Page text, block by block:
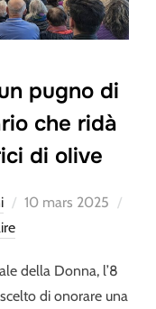
pugno di
che ridà
di olive
Publié
10 mars 2025
della Donna, l’8
di onorare una